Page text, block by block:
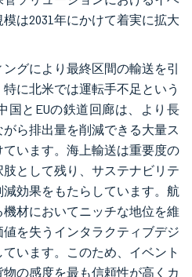
は2031年にかけて着実に拡大
グにより最終区間の輸送を引
に北米では運転手不足という
国とEUの鉄道回廊は、より長
ら排出量を削減できる大量ス
います。海上輸送は重要度の
として残り、サステナビリテ
効果をもたらしています。航
材においてニッチな地位を維
を失うインタラクティブデジ
います。このため、イベント
の感度を最も信頼性が高くカ